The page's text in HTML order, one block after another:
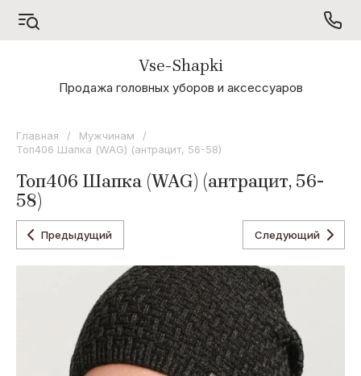
А - Я
Odyssey
Oxygon
Коллекция
Коллекция
Коллекция
Concept
Vse-Shapki
Продажа головных уборов и аксессуаров
Главная / Мужчинам
/
Топ406 Шапка (WAG) (антрацит, 56-58)
Топ406 Шапка (WAG) (антрацит, 56-
58)
Предыдущий Следующий